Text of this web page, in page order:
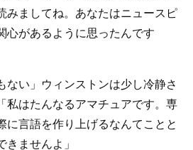
みましてね。あなたはニュースピ
心があるように思ったんです
ない」ウィンストンは少し冷静さ
私はたんなるアマチュアです。専
に言語を作り上げるなんてことと
ませんよ」